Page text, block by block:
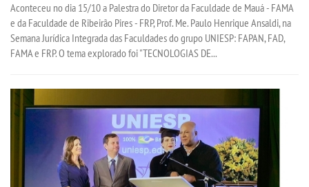
Aconteceu no dia 15/10 a Palestra do Diretor da Faculdade de Mauá - FAMA
e da Faculdade de Ribeirão Pires - FRP, Prof. Me. Paulo Henrique Ansaldi, na
Semana Jurídica Integrada das Faculdades do grupo UNIESP: FAPAN, FAD,
FAMA e FRP. O tema explorado foi "TECNOLOGIAS DE...